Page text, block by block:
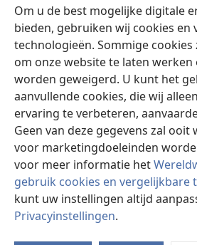
Om u de best mogelijke digitale
bieden, gebruiken wij cookies en
technologieën. Sommige
om onze website te laten
worden geweigerd. U kunt het
aanvullende cookies, die wij
ervaring te verbeteren,
Geen van deze gegevens zal
voor marketingdoeleinden
voor meer informatie het
gebruik cookies en vergelijkbare
kunt uw instellingen altijd
Privacyinstellingen.
(opent
nieuw
venster)Watchtower ONLINE LIBRARY™
(opent
nieuw
venster)JW Hub ®
(opent
nieuw
venster)
®
Watchtower Library
Copyright © 2026 Watch Tower Bible and
GEBRUIKSVOORWAARDEN